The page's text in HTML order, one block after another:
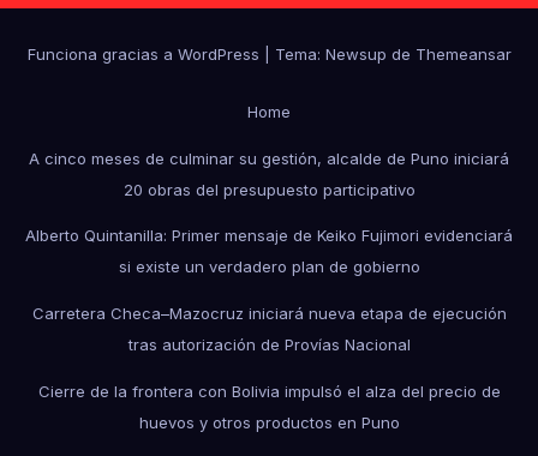
Funciona gracias a WordPress Tema: Newsup de Themeansar
Home
A cinco meses de culminar su gestión, alcalde de Puno iniciará
20 obras del presupuesto participativo
Alberto Quintanilla: Primer mensaje de Keiko Fujimori evidenciará
si existe un verdadero plan de gobierno
Carretera Checa–Mazocruz iniciará nueva etapa de ejecución
tras autorización de Provías Nacional
Cierre de la frontera con Bolivia impulsó el alza del precio de
huevos y otros productos en Puno